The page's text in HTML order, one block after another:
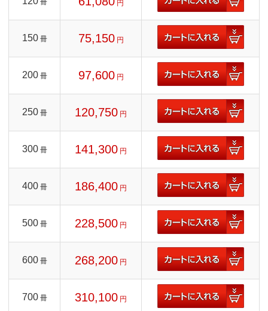
冊 円
150 冊 75,150 円
200 冊 97,600 円
250 冊 120,750 円
300 冊 141,300 円
400 冊 186,400 円
500 冊 228,500 円
600 冊 268,200 円
700 冊 310,100 円